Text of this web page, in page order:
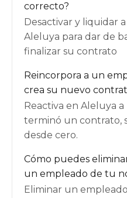
correcto?
Desactivar y liquidar
Aleluya para dar de
finalizar su contrato
Reincorpora a un
crea su nuevo
Reactiva en Aleluya
terminó un contrato,
desde cero.
Cómo puedes
un empleado de tu
Eliminar un